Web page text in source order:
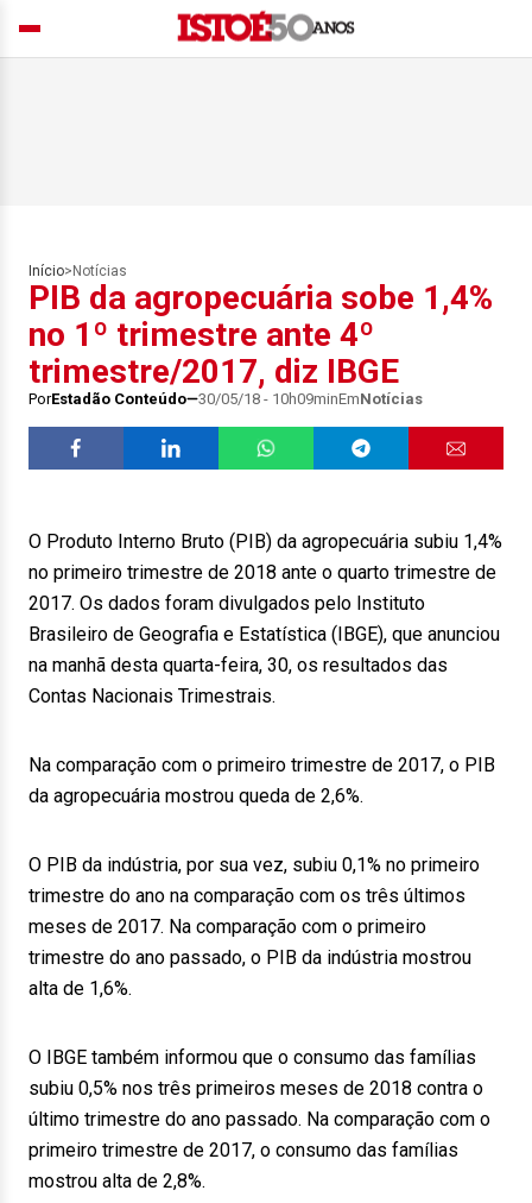
Início> Notícias
PIB da agropecuária sobe 1,4%
no 1º trimestre ante 4º
trimestre/2017, diz IBGE
PorEstadão Conteúdo 30/05/18 - 10h09minEmNotícias
O Produto Interno Bruto (PIB) da agropecuária subiu 1,4%
no primeiro trimestre de 2018 ante o quarto trimestre de
2017. Os dados foram divulgados pelo Instituto
Brasileiro de Geografia e Estatística (IBGE), que anunciou
na manhã desta quarta-feira, 30, os resultados das
Contas Nacionais Trimestrais.
Na comparação com o primeiro trimestre de 2017, o PIB
da agropecuária mostrou queda de 2,6%.
O PIB da indústria, por sua vez, subiu 0,1% no primeiro
trimestre do ano na comparação com os três últimos
meses de 2017. Na comparação com o primeiro
trimestre do ano passado, o PIB da indústria mostrou
alta de 1,6%.
O IBGE também informou que o consumo das famílias
subiu 0,5% nos três primeiros meses de 2018 contra o
último trimestre do ano passado. Na comparação com o
primeiro trimestre de 2017, o consumo das famílias
mostrou alta de 2,8%.